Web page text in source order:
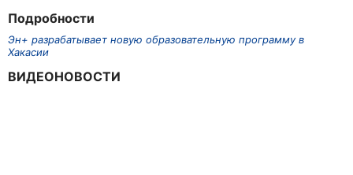
Подробности
Эн+ разрабатывает новую образовательную программу в
Хакасии
ВИДЕОНОВОСТИ